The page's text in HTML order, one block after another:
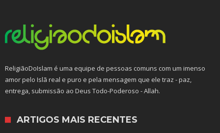
ReligiãoDoIslam é uma equipe de pessoas comuns com um imenso
amor pelo Islã real e puro e pela mensagem que ele traz - paz,
entrega, submissão ao Deus Todo-Poderoso - Allah.
ARTIGOS MAIS RECENTES